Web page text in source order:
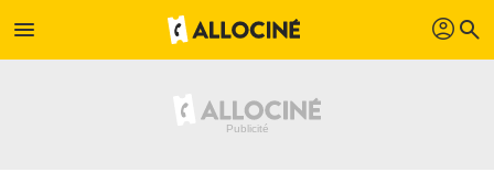
menu profil search